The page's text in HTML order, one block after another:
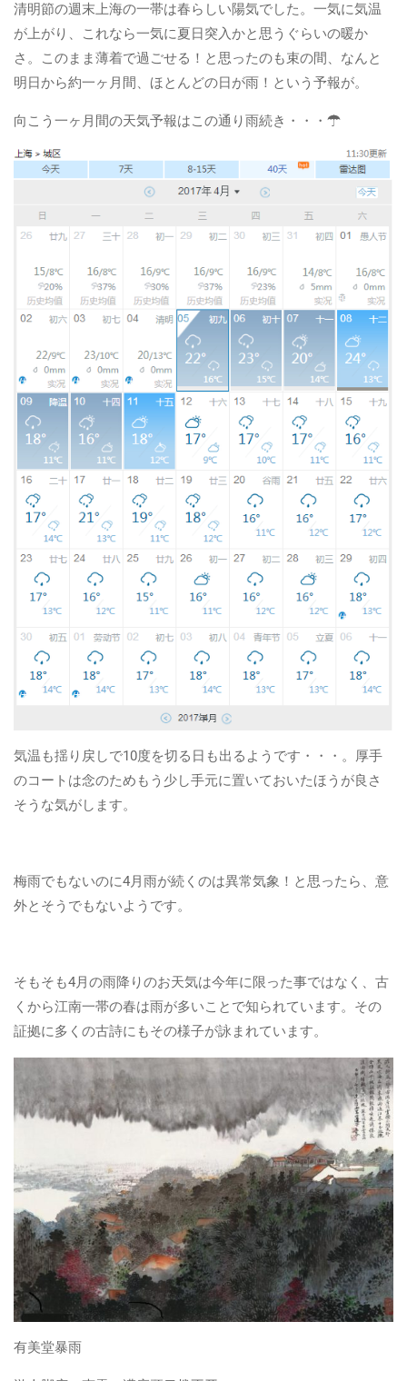
清明節の週末上海の一帯は春らしい陽気でした。一気に気温
が上がり、これなら一気に夏日突入かと思うぐらいの暖か
さ。このまま薄着で過ごせる！と思ったのも束の間、なんと
明日から約一ヶ月間、ほとんどの日が雨！という予報が。
向こう一ヶ月間の天気予報はこの通り雨続き・・・☂
気温も揺り戻しで10度を切る日も出るようです・・・。厚手
のコートは念のためもう少し手元に置いておいたほうが良さ
そうな気がします。
梅雨でもないのに4月雨が続くのは異常気象！と思ったら、意
外とそうでもないようです。
そもそも4月の雨降りのお天気は今年に限った事ではなく、古
くから江南一帯の春は雨が多いことで知られています。その
証拠に多くの古詩にもその様子が詠まれています。
有美堂暴雨